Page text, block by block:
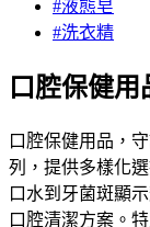
#液態皂
#洗衣精
口腔保健
口腔保健用品，
列，提供多樣化
口水到牙菌斑顯
口腔清潔方案。